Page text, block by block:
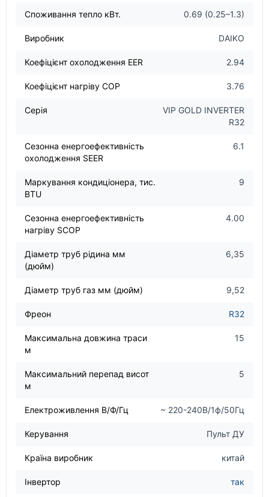
Споживання тепло кВт. 0.69 (0.25–1.3)
Виробник DAIKO
Коефіцієнт охолодження EER 2.94
Коефіцієнт нагріву COP 3.76
Серія
VIP GOLD INVERTER
R32
Сезонна енергоефективність
охолодження SEER
6.1
Маркування кондиціонера, тис.
BTU
9
Сезонна енергоефективність
нагріву SCOP
4.00
Діаметр труб рідина мм
(дюйм)
6,35
Діаметр труб газ мм (дюйм) 9,52
Фреон R32
Максимальна довжина траси
м
15
Максимальний перепад висот
м
5
Електроживлення В/Ф/Гц ~ 220-240В/1ф/50Гц
Керування Пульт ДУ
Країна виробник китай
Інвертор так